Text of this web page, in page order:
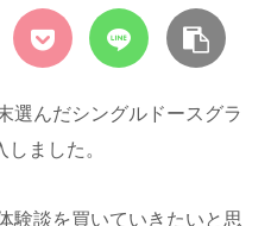
選んだシングルドースグラ
ました。
験談を買いていきたいと思